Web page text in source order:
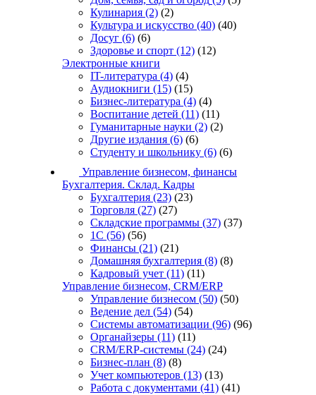
Кулинария (2) (2)
Культура и искусство (40) (40)
Досуг (6) (6)
Здоровье и спорт (12) (12)
Электронные книги
IT-литература (4) (4)
Аудиокниги (15) (15)
Бизнес-литература (4) (4)
Воспитание детей (11) (11)
Гуманитарные науки (2) (2)
Другие издания (6) (6)
Студенту и школьнику (6) (6)
Управление бизнесом, финансы
Бухгалтерия. Склад. Кадры
Бухгалтерия (23) (23)
Торговля (27) (27)
Складские программы (37) (37)
1С (56) (56)
Финансы (21) (21)
Домашняя бухгалтерия (8) (8)
Кадровый учет (11) (11)
Управление бизнесом, CRM/ERP
Управление бизнесом (50) (50)
Ведение дел (54) (54)
Системы автоматизации (96) (96)
Органайзеры (11) (11)
CRM/ERP-системы (24) (24)
Бизнес-план (8) (8)
Учет компьютеров (13) (13)
Работа с документами (41) (41)